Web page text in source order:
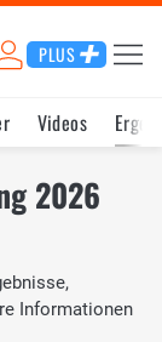
PLUS
Videos
2026
Informationen